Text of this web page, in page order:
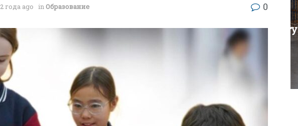
2 года ago in Образование 0
Wildberries начал охоту
за складами в
Казахстане